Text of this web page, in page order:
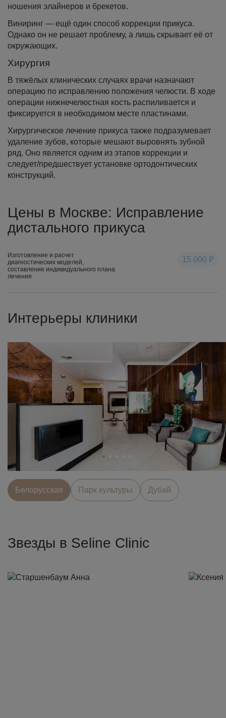
ношения элайнеров и брекетов.
Виниринг — ещё один способ коррекции прикуса.
Однако он не решает проблему, а лишь скрывает её от
окружающих.
Хирургия
В тяжёлых клинических случаях врачи назначают
операцию по исправлению положения челюсти. В ходе
операции нижнечелюстная кость распиливается и
фиксируется в необходимом месте пластинами.
Хирургическое лечение прикуса также подразумевает
удаление зубов, которые мешают выровнять зубной
ряд. Оно является одним из этапов коррекции и
следует/предшествует установке ортодонтических
конструкций.
Цены в Москве: Исправление
дистального прикуса
Изготовление и расчет
диагностических моделей,
составление индивидуального плана
лечения
15 000 ₽
Интерьеры клиники
Белорусcкая Парк культуры Дубай
Звезды в Seline Clinic